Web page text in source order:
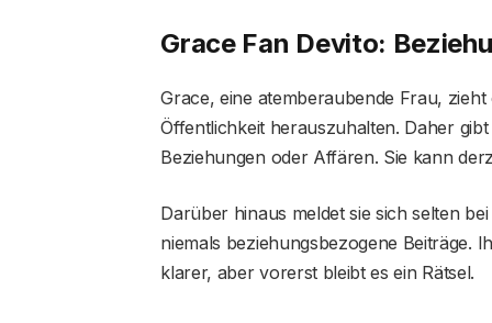
Grace Fan Devito:
Grace, eine atemberaubende Frau,
Öffentlichkeit herauszuhalten. Daher
Beziehungen oder Affären. Sie kann
Darüber hinaus meldet sie sich selten
niemals beziehungsbezogene Beiträge.
klarer, aber vorerst bleibt es ein Rätsel.